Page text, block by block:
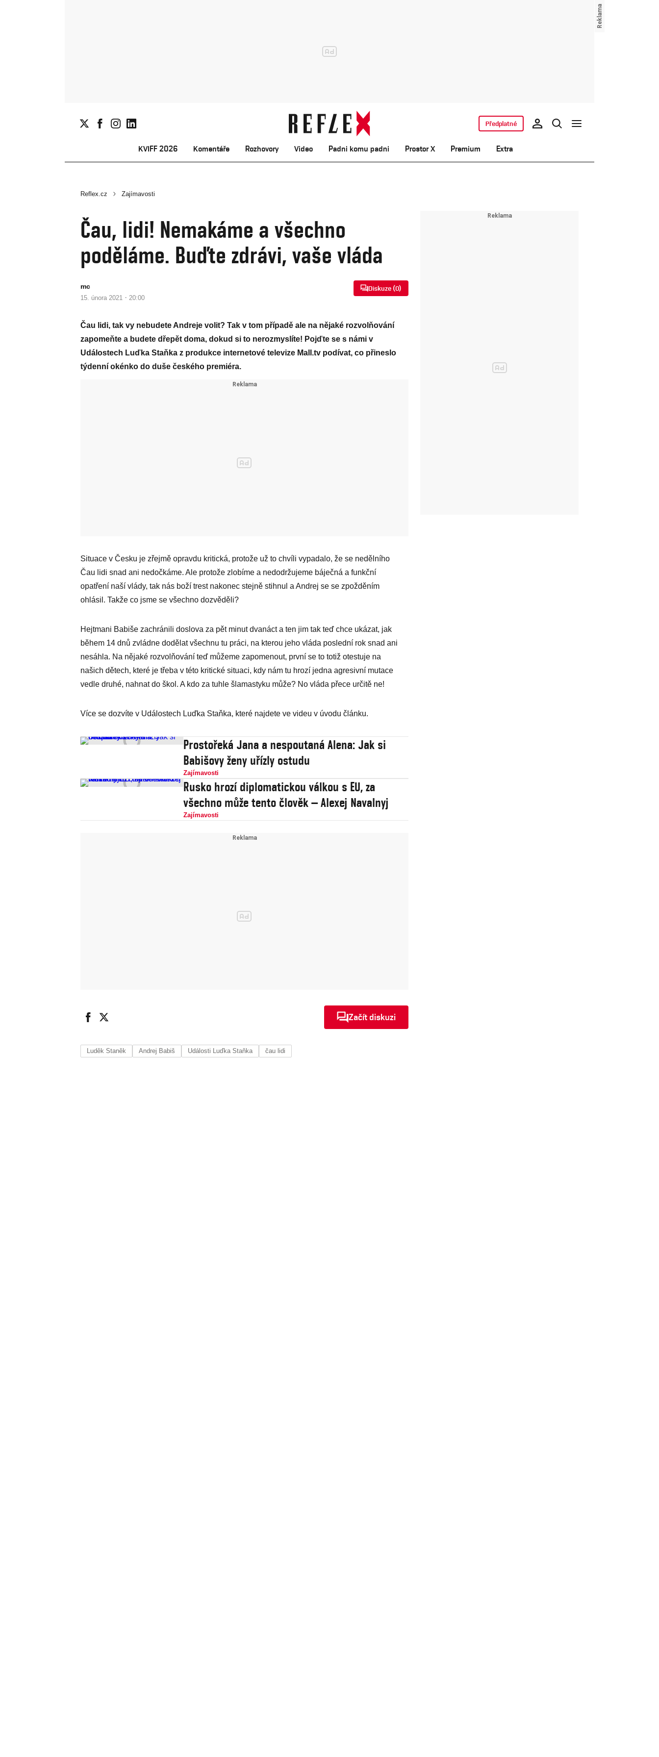
KVIFF 2026 Komentáře Rozhovory Video Padni komu padni Prostor X Premium Extra
Předplatné
Reflex.cz Zajímavosti
Čau, lidi! Nemakáme a všechno
poděláme. Buďte zdrávi, vaše vláda
mc
15. února 2021 · 20:00
Diskuze (0)
Čau lidi, tak vy nebudete Andreje volit? Tak v tom případě ale na nějaké rozvolňování
zapomeňte a budete dřepět doma, dokud si to nerozmyslíte! Pojďte se s námi v
Událostech Luďka Staňka z produkce internetové televize Mall.tv podívat, co přineslo
týdenní okénko do duše českého premiéra.
Situace v Česku je zřejmě opravdu kritická, protože už to chvíli vypadalo, že se nedělního
Čau lidi snad ani nedočkáme. Ale protože zlobíme a nedodržujeme báječná a funkční
opatření naší vlády, tak nás boží trest nakonec stejně stihnul a Andrej se se zpožděním
ohlásil. Takže co jsme se všechno dozvěděli?
Hejtmani Babiše zachránili doslova za pět minut dvanáct a ten jim tak teď chce ukázat, jak
během 14 dnů zvládne dodělat všechnu tu práci, na kterou jeho vláda poslední rok snad ani
nesáhla. Na nějaké rozvolňování teď můžeme zapomenout, první se to totiž otestuje na
našich dětech, které je třeba v této kritické situaci, kdy nám tu hrozí jedna agresivní mutace
vedle druhé, nahnat do škol. A kdo za tuhle šlamastyku může? No vláda přece určitě ne!
Více se dozvíte v Událostech Luďka Staňka, které najdete ve videu v úvodu článku.
Prostořeká Jana a nespoutaná Alena: Jak si
Babišovy ženy uřízly ostudu
Zajímavosti
Rusko hrozí diplomatickou válkou s EU, za
všechno může tento člověk – Alexej Navalnyj
Zajímavosti
Začít diskuzi
Luděk Staněk Andrej Babiš Události Luďka Staňka čau lidi